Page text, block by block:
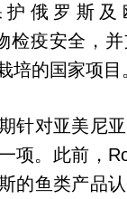
俄罗斯及
检疫安全，
培的国家项目
针对亚美尼
项。此前，
的鱼类产品